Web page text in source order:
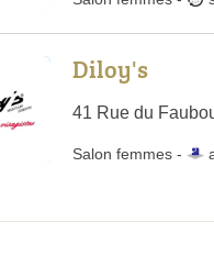
Diloy's
41 Rue du
Salon femmes -